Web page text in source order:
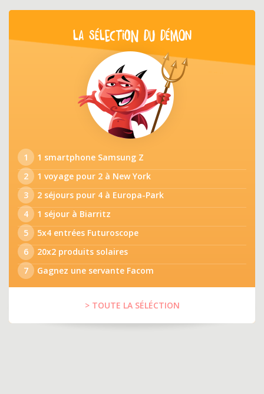
LA SÉLECTION DU DÉMON
1
1 smartphone Samsung Z
2
1 voyage pour 2 à New York
3
2 séjours pour 4 à Europa-Park
4
1 séjour à Biarritz
5
5x4 entrées Futuroscope
6
20x2 produits solaires
7
Gagnez une servante Facom
> TOUTE LA SÉLÉCTION